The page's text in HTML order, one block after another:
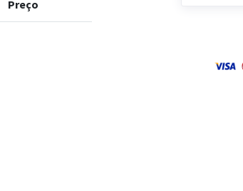
Preço